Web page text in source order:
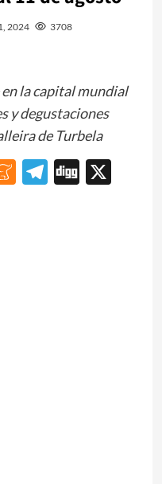
2024 3708
la capital mundial
y degustaciones
de Turbela
Meneame
Telegram
Digg
X